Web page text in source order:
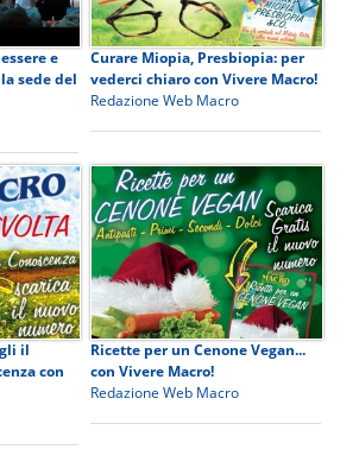
e
sede del
Curare Miopia, Presbiopia: per
vederci chiaro con Vivere Macro!
Redazione Web Macro
il
con
Ricette per un Cenone Vegan...
con Vivere Macro!
Redazione Web Macro